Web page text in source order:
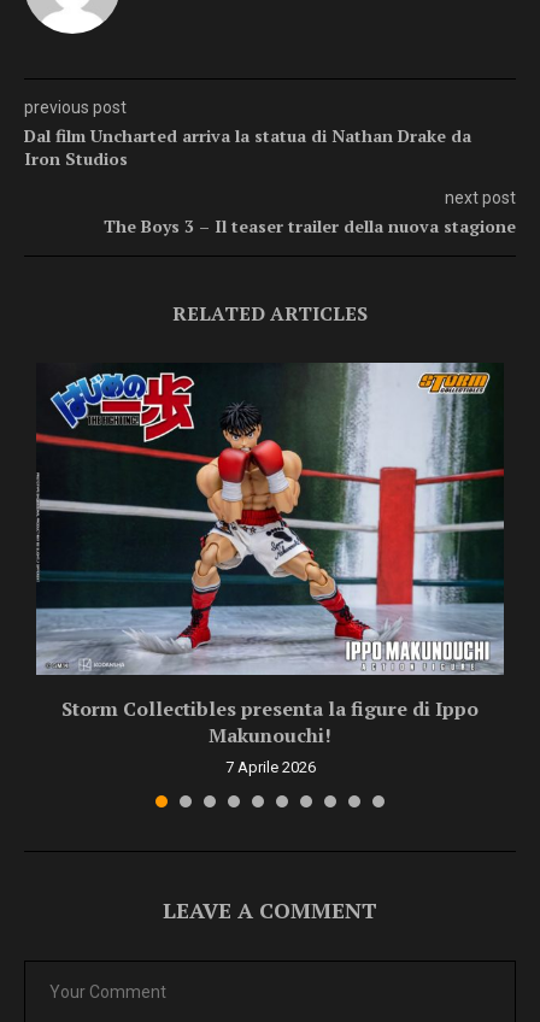
previous post
Dal film Uncharted arriva la statua di Nathan Drake da
Iron Studios
next post
The Boys 3 – Il teaser trailer della nuova stagione
RELATED ARTICLES
Storm Collectibles presenta la figure di Ippo
Makunouchi!
7 Aprile 2026
LEAVE A COMMENT